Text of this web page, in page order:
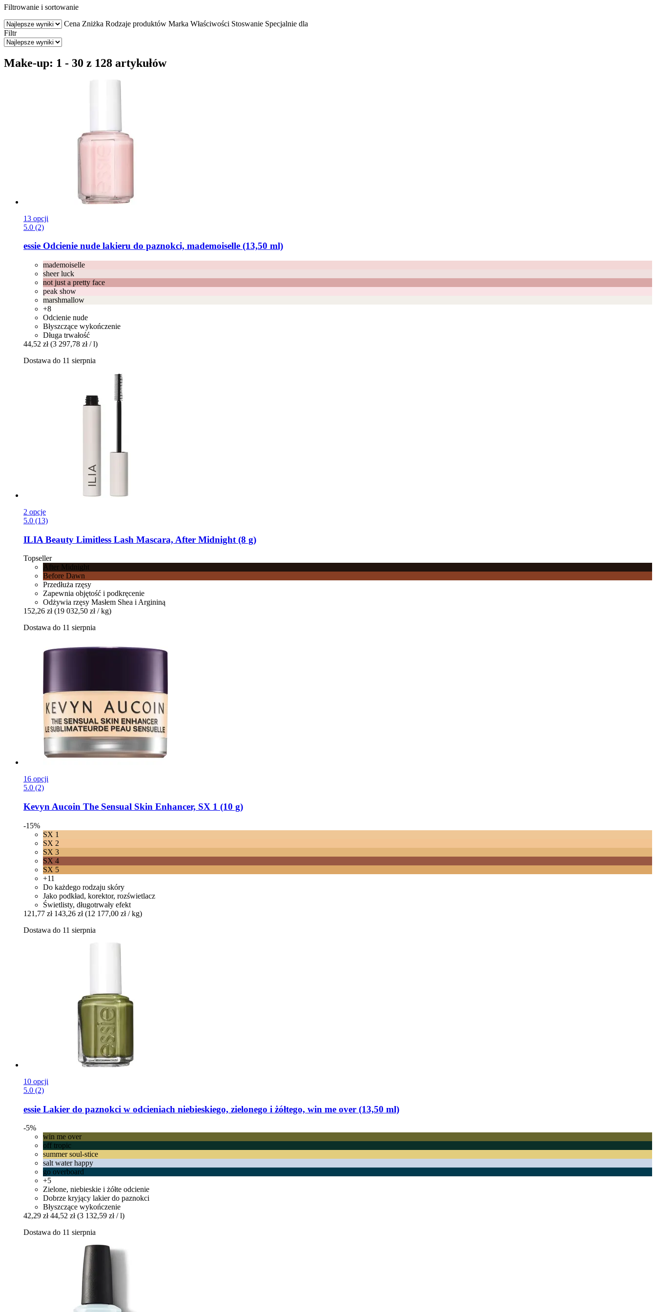
Filtrowanie i sortowanie
Cena Zniżka Rodzaje produktów Marka Właściwości Stoswanie Specjalnie dla
Filtr
Make-up: 1 - 30 z 128 artykułów
13 opcji
5.0 (2)
essie Odcienie nude lakieru do paznokci, mademoiselle (13,50 ml)
mademoiselle
sheer luck
not just a pretty face
peak show
marshmallow
+8
Odcienie nude
Błyszczące wykończenie
Długa trwałość
44,52 zł (3 297,78 zł / l)
Dostawa do 11 sierpnia
2 opcje
5.0 (13)
ILIA Beauty Limitless Lash Mascara, After Midnight (8 g)
Topseller
After Midnight
Before Dawn
Przedłuża rzęsy
Zapewnia objętość i podkręcenie
Odżywia rzęsy Masłem Shea i Argininą
152,26 zł (19 032,50 zł / kg)
Dostawa do 11 sierpnia
16 opcji
5.0 (2)
Kevyn Aucoin The Sensual Skin Enhancer, SX 1 (10 g)
-15%
SX 1
SX 2
SX 3
SX 4
SX 5
+11
Do każdego rodzaju skóry
Jako podkład, korektor, rozświetlacz
Świetlisty, długotrwały efekt
121,77 zł 143,26 zł (12 177,00 zł / kg)
Dostawa do 11 sierpnia
10 opcji
5.0 (2)
essie Lakier do paznokci w odcieniach niebieskiego, zielonego i żółtego, win me over (13,50 ml)
-5%
win me over
off tropic
summer soul-stice
salt water happy
go overboard
+5
Zielone, niebieskie i żółte odcienie
Dobrze kryjący lakier do paznokci
Błyszczące wykończenie
42,29 zł 44,52 zł (3 132,59 zł / l)
Dostawa do 11 sierpnia